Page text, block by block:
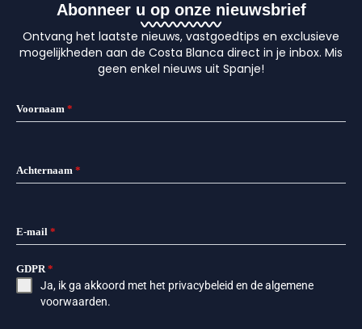
Abonneer u op onze nieuwsbrief
Ontvang het laatste nieuws, vastgoedtips en exclusieve
mogelijkheden aan de Costa Blanca direct in je inbox. Mis
geen enkel nieuws uit Spanje!
Voornaam *
Achternaam *
E-mail *
GDPR*
Ja, ik ga akkoord met het privacybeleid en dealgemene
voorwaarden.